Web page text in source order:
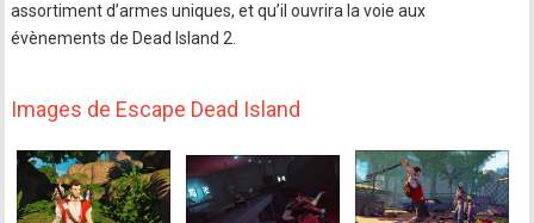
assortiment d’armes uniques, et qu’il ouvrira la voie aux
évènements de Dead Island 2.
Images de Escape Dead Island